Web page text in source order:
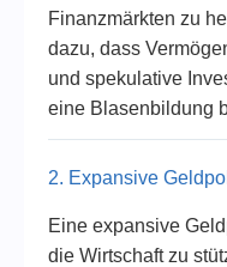
Finanzmärkten zu
dazu, dass
und spekulative
eine Blasenbildung
2. Expansive
Eine expansive
die Wirtschaft zu